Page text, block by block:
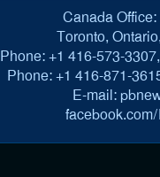
Canada
Toronto,
Phone: +1 416-573-
Phone: +1 416-871-
E-mail: